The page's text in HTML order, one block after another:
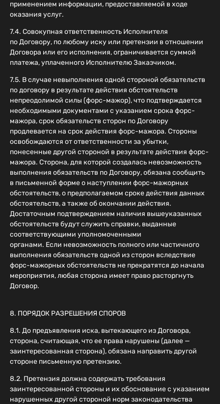
применением информации, предоставляемой в ходе
оказания услуг.
7.4. Совокупная ответственность Исполнителя
по Договору, по любому иску или претензии в отношении
Договора или его исполнения, ограничивается суммой
платежа, уплаченного Исполнителю Заказчиком.
7.5. В случае невыполнения одной стороной обязательств
по договору в результате действия обстоятельств
непреодолимой силы (форс-мажор), что подтверждается
необходимыми документами с указанием срока форс-
мажора, срок обязательств сторон по Договору
продлевается на срок действия форс-мажора. Стороны
освобождаются от ответственности за убытки,
понесенные другой стороной в результате действия форс-
мажора. Сторона, для которой создалась невозможность
выполнения обязательств по Договору, обязана сообщить
в письменной форме о наступлении форс-мажорных
обстоятельств, о предполагаемом сроке действия данных
обстоятельств, а также об окончании действия.
Достаточным подтверждением наличия вышеуказанных
обстоятельств будут служить справки, выданные
соответствующими уполномоченными
органами. Если невозможность полного или частичного
выполнения обязательств одной из сторон вследствие
форс-мажорных обстоятельств не прекратятся до начала
мероприятия, любая сторона имеет право расторгнуть
Договор.
8. ПОРЯДОК РАЗРЕШЕНИЯ СПОРОВ
8.1. До предъявления иска, вытекающего из Договора,
сторона, считающая, что ее права нарушены (далее —
заинтересованная сторона), обязана направить другой
стороне письменную претензию.
8.2. Претензия должна содержать требования
заинтересованной стороны и их обоснование с указанием
нарушенных другой стороной норм законодательства